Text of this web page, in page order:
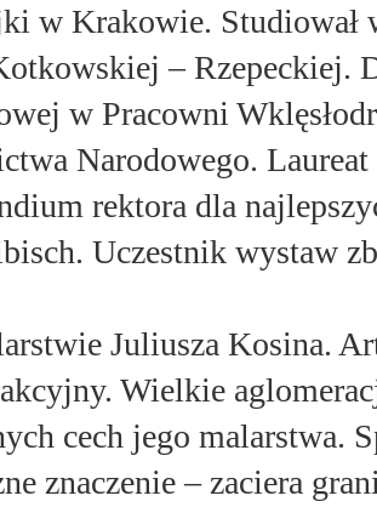
w Krakowie. Studiował
– Rzepeckiej.
w Pracowni
Narodowego. Laureat
rektora dla
Uczestnik wystaw
Juliusza Kosina.
Wielkie
cech jego malarstwa.
znaczenie – zaciera